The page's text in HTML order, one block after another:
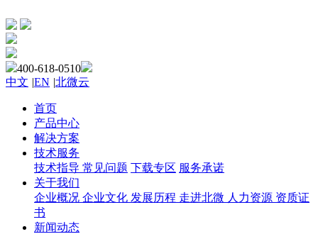
400-618-0510
中文 |EN |北微云
首页
产品中心
解决方案
技术服务
技术指导 常见问题 下载专区 服务承诺
关于我们
企业概况 企业文化 发展历程 走进北微 人力资源 资质证
书
新闻动态